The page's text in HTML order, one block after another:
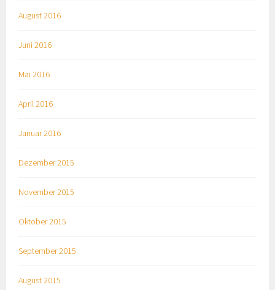
August 2016
Juni 2016
Mai 2016
April 2016
Januar 2016
Dezember 2015
November 2015
Oktober 2015
September 2015
August 2015